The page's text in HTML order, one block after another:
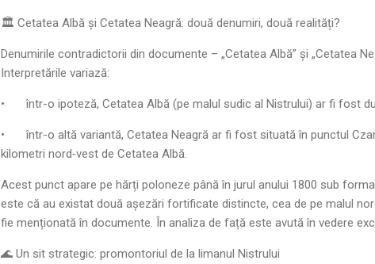
🏛️ Cetatea Albă și Cetatea Neagră: două denumiri, două realități?
Denumirile contradictorii din documente – „Cetatea Albă” și „Cetatea
Interpretările variază:
• într-o ipoteză, Cetatea Albă (pe malul sudic al Nistrului) ar fi fost
•
într-o altă variantă, Cetatea Neagră ar fi fost situată în punctul
kilometri nord‑vest de Cetatea Albă.
Acest punct apare pe hărți poloneze până în jurul anului 1800 sub
este că au existat două așezări fortificate distincte, cea de pe malul
fie menționată în documente. În analiza de față este avută în vedere
🌊 Un sit strategic: promontoriul de la limanul Nistrului